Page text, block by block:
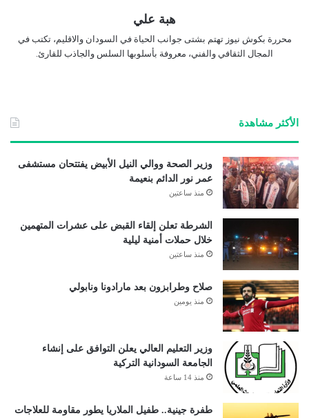
هبة علي
محررة بكوش نيوز تهتم بشتى جوانب الحياة في السودان والاقليم، تكتب في
المجال الثقافي والفني، معروفة بأسلوبها السلس والجاذب للقارئ.
الأكثر مشاهدة
وزير الصحة ووالي النيل الأبيض يفتتحان مستشفى
عمر نور الدائم بنعيمة
منذ ساعتين
الشرطة تعلن إلقاء القبض على عشرات المتهمين
خلال حملات أمنية ليلية
منذ ساعتين
صلاح وطرابزون بعد مارادونا ونابولي
منذ يومين
وزير التعليم العالي يعلن التوافق على إنشاء
الجامعة السودانية التركية
منذ 14 ساعة
طفرة جينية.. طفيل الملاريا يطور مقاومة للعلاجات